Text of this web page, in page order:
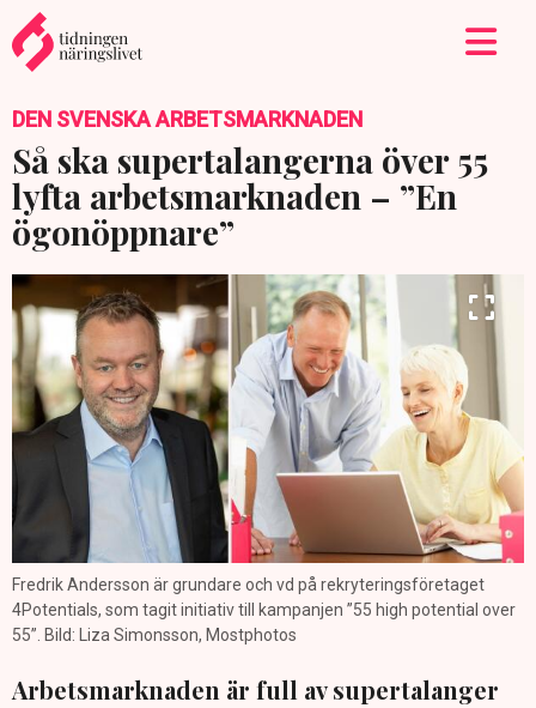
DEN SVENSKA ARBETSMARKNADEN
Så ska supertalangerna över 55
lyfta arbetsmarknaden – ”En
ögonöppnare”
Fredrik Andersson är grundare och vd på rekryteringsföretaget
4Potentials, som tagit initiativ till kampanjen ”55 high potential over
55”. Bild: Liza Simonsson, Mostphotos
Arbetsmarknaden är full av supertalanger